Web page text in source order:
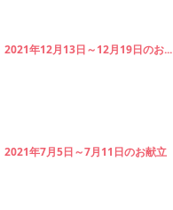
2021年12月13日～12月19日のお...
2021年7月5日～7月11日のお献立